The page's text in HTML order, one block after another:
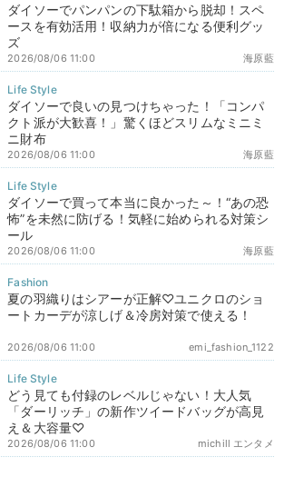
ダイソーでパンパンの下駄箱から脱却！スペ
ースを有効活用！収納力が倍になる便利グッ
ズ
海原藍
2026/08/06 11:00
ダイソーで良いの見つけちゃった！「コンパ
クト派が大歓喜！」驚くほどスリムなミニミ
ニ財布
海原藍
2026/08/06 11:00
ダイソーで買って本当に良かった～！“あの恐
怖”を未然に防げる！気軽に始められる対策シ
ール
海原藍
2026/08/06 11:00
夏の羽織りはシアーが正解♡ユニクロのショ
ートカーデが涼しげ＆冷房対策で使える！
emi_fashion_1122
2026/08/06 11:00
どう見ても付録のレベルじゃない！大人気
「ダーリッチ」の新作ツイードバッグが高見
え＆大容量♡
michill エンタメ
2026/08/06 11:00